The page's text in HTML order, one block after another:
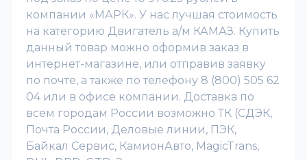
компании «МАРК». У нас лучшая стоимость
на категорию Двигатель а/м КАМАЗ. Купить
данный товар можно оформив заказ в
интернет-магазине, или отправив заявку
по почте, а также по телефону 8 (800) 505 62
04 или в офисе компании. Доставка по
всем городам России возможно ТК (СДЭК,
Почта России, Деловые линии, ПЭК,
Байкал Сервис, КамионАвто, MagicTrans,